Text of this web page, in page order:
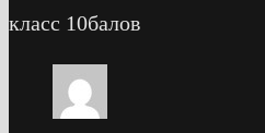
класс 10балов